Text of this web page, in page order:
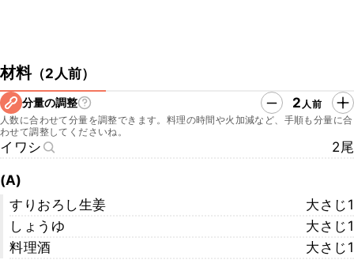
材料（2人前）
分量の調整 2 人前
人数に合わせて分量を調整できます。料理の時間や火加減など、手順も分量に合
わせて調整してくださいね。
イワシ 2尾
(A)
すりおろし生姜
大さじ1
しょうゆ
大さじ1
料理酒
大さじ1